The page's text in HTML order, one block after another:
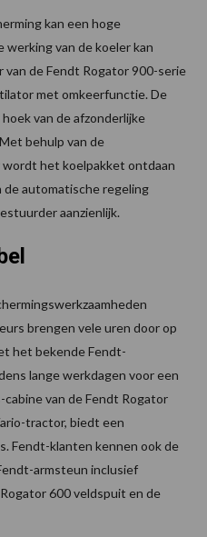
kan een hoge
van de koeler kan
van de Fendt Rogator 900-serie
met omkeerfunctie. De
van de afzonderlijke
behulp van de
het koelpakket ontdaan
de automatische regeling
aanzienlijk.
brengen vele uren door op
het bekende Fendt-
lange werkdagen voor een
van de Fendt Rogator
tractor, biedt een
Fendt-klanten kennen ook de
armsteun inclusief
600 veldspuit en de